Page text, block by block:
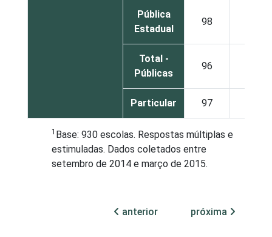
Pública
Estadual
98
Total -
Públicas
96
Particular 97
1 Base: 930 escolas. Respostas múltiplas e
estimuladas. Dados coletados entre
setembro de 2014 e março de 2015.
anterior próxima